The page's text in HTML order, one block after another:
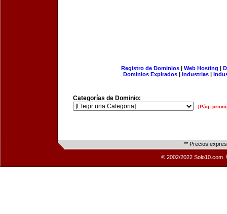
Registro de Dominios| Web Hosting |
Dominios Expirados | Industrias |
Categorías de Dominio:
[Pág.
** Precios
© 2002/2022 Solo10.com